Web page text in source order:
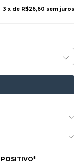
3 x de R$26,60 sem juros
POSITIVO*